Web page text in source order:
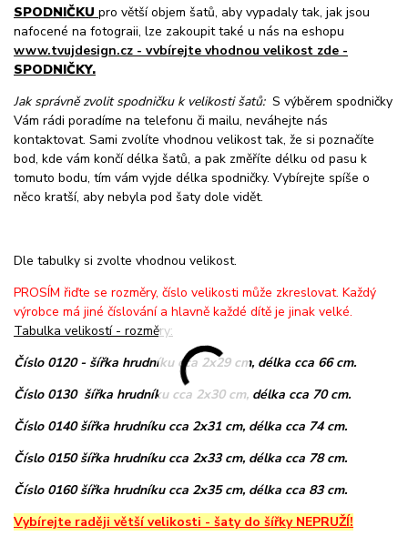
SPODNIČKU pro větší objem šatů, aby vypadaly tak, jak jsou
nafocené na fotograii, lze zakoupit také u nás na eshopu
www.tvujdesign.cz - vvbírejte vhodnou velikost zde -
SPODNIČKY.
Jak správně zvolit spodničku k velikosti šatů: S výběrem spodničky
Vám rádi poradíme na telefonu či mailu, neváhejte nás
kontaktovat. Sami zvolíte vhodnou velikost tak, že si poznačíte
bod, kde vám končí délka šatů, a pak změříte délku od pasu k
tomuto bodu, tím vám vyjde délka spodničky. Vybírejte spíše o
něco kratší, aby nebyla pod šaty dole vidět.
Dle tabulky si zvolte vhodnou velikost.
PROSÍM řiďte se rozměry, číslo velikosti může zkreslovat. Každý
výrobce má jiné číslování a hlavně každé dítě je jinak velké.
Tabulka velikostí - rozměry:
Číslo 0120 - šířka hrudníku cca 2x29 cm, délka cca 66 cm.
Číslo 0130 šířka hrudníku cca 2x30 cm, délka cca 70 cm.
Číslo 0140 šířka hrudníku cca 2x31 cm, délka cca 74 cm.
Číslo 0150 šířka hrudníku cca 2x33 cm, délka cca 78 cm.
Číslo 0160 šířka hrudníku cca 2x35 cm, délka cca 83 cm.
Vybírejte raději větší velikosti - šaty do šířky NEPRUŽÍ!